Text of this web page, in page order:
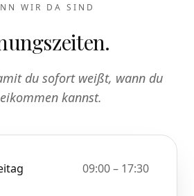
WIR DA SIND
du sofort weißt, wann du
kannst.
09:00 – 17:30